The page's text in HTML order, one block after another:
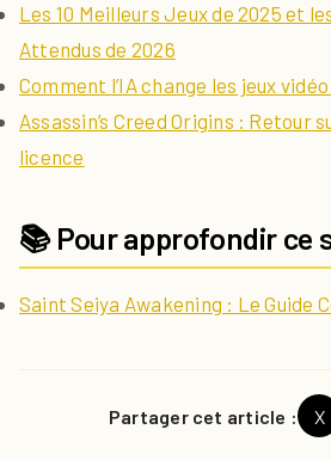
Les 10 Meilleurs Jeux de 2025 et
Attendus de 2026
Comment l’IA change les jeux
Assassin’s Creed Origins : Retour
licence
📚 Pour approfondir ce
Saint Seiya Awakening : Le Guide
Partager cet article : X